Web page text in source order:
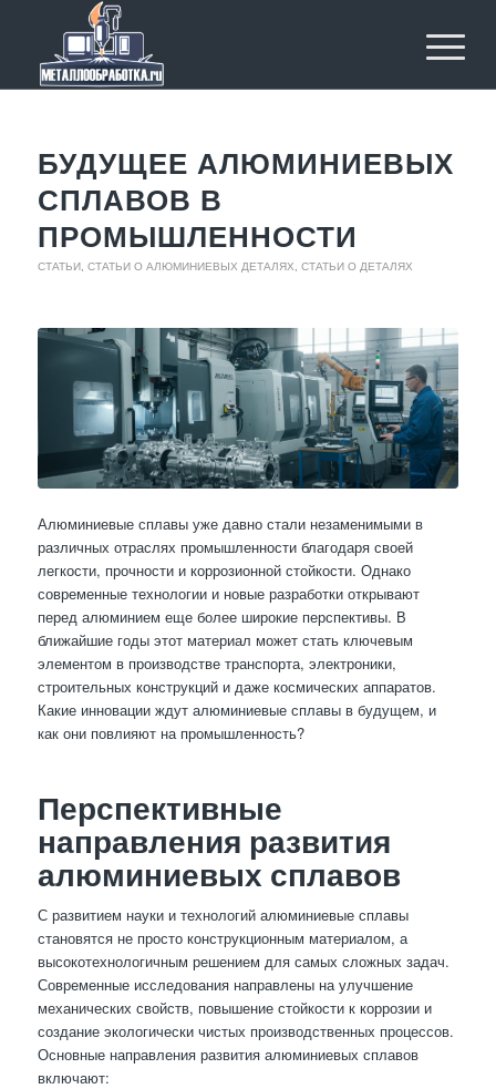
БУДУЩЕЕ АЛЮМИНИЕВЫХ
СПЛАВОВ В
ПРОМЫШЛЕННОСТИ
СТАТЬИ, СТАТЬИ О АЛЮМИНИЕВЫХ ДЕТАЛЯХ СТАТЬИ О ДЕТАЛЯХ
Алюминиевые сплавы уже давно стали незаменимыми в
различных отраслях промышленности благодаря своей
легкости, прочности и коррозионной стойкости. Однако
современные технологии и новые разработки открывают
перед алюминием еще более широкие перспективы. В
ближайшие годы этот материал может стать ключевым
элементом в производстве транспорта, электроники,
строительных конструкций и даже космических аппаратов.
Какие инновации ждут алюминиевые сплавы в будущем, и
как они повлияют на промышленность?
Перспективные
направления развития
алюминиевых сплавов
С развитием науки и технологий алюминиевые сплавы
становятся не просто конструкционным материалом, а
высокотехнологичным решением для самых сложных задач.
Современные исследования направлены на улучшение
механических свойств, повышение стойкости к коррозии и
создание экологически чистых производственных процессов.
Основные направления развития алюминиевых сплавов
включают: